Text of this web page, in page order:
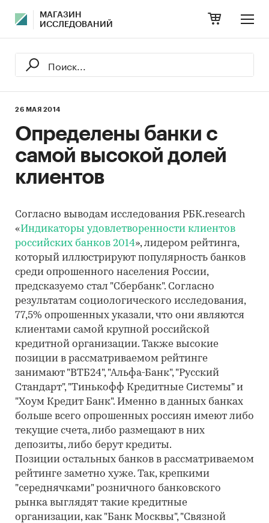
МАГАЗИН
ИССЛЕДОВАНИЙ
26 МАЯ 2014
Определены банки с
самой высокой долей
клиентов
Согласно выводам исследования РБК.research
«Индикаторы удовлетворенности клиентов
российских банков 2014», лидером рейтинга,
который иллюстрируют популярность банков
среди опрошенного населения России,
предсказуемо стал "Сбербанк". Согласно
результатам социологического исследования,
77,5% опрошенных указали, что они являются
клиентами самой крупной российской
кредитной организации. Также высокие
позиции в рассматриваемом рейтинге
занимают "ВТБ24", "Альфа-Банк", "Русский
Стандарт", "Тинькофф Кредитные Системы" и
"Хоум Кредит Банк". Именно в данных банках
больше всего опрошенных россиян имеют либо
текущие счета, либо размещают в них
депозиты, либо берут кредиты.
Позиции остальных банков в рассматриваемом
рейтинге заметно хуже. Так, крепкими
"середнячками" розничного банковского
рынка выглядят такие кредитные
организации, как "Банк Москвы", "Связной